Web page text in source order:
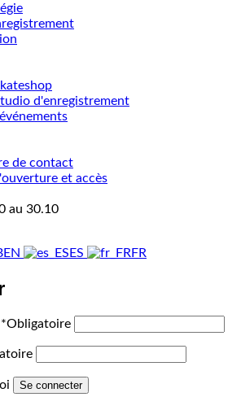
d'enregistrement
de contact
et accès
au 30.10
EN ES FR
*Obligatoire
Se connecter